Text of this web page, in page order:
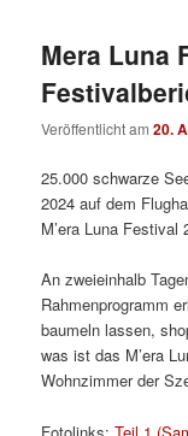
Mera Luna
Veröffentlicht am20.
25.000 schwarze
2024 auf dem
M’era Luna Festival
An zweieinhalb
Rahmenprogramm
baumeln lassen,
was ist das M’era
Wohnzimmer der
Fotolinks:Teil 1